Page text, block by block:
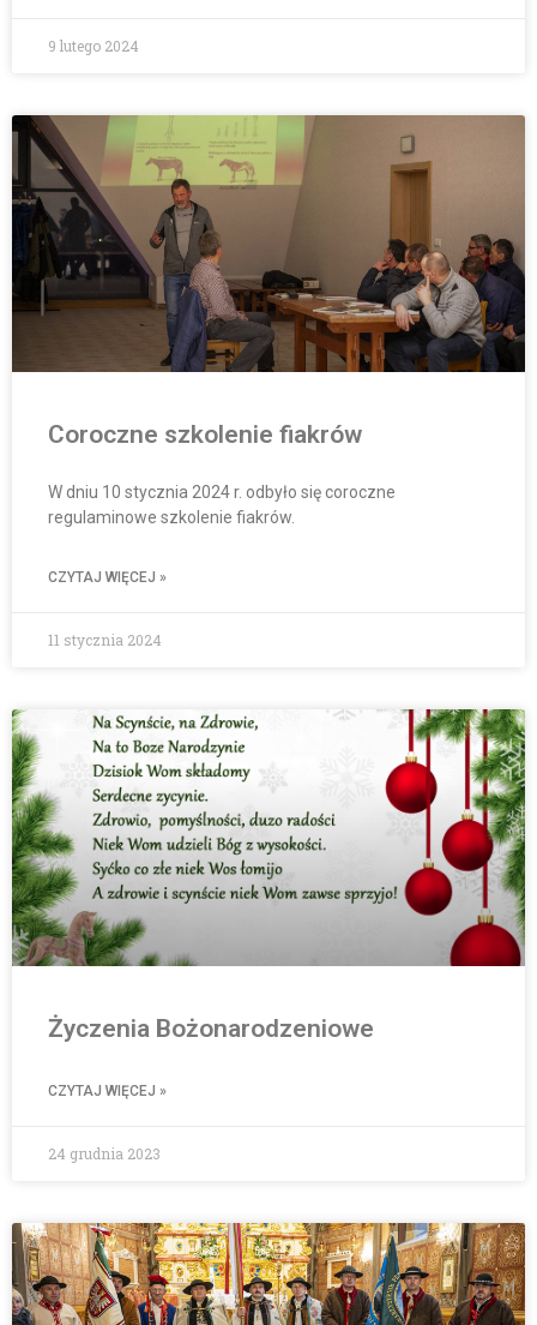
9 lutego 2024
Coroczne szkolenie fiakrów
W dniu 10 stycznia 2024 r. odbyło się coroczne
regulaminowe szkolenie fiakrów.
CZYTAJ WIĘCEJ »
11 stycznia 2024
Życzenia Bożonarodzeniowe
CZYTAJ WIĘCEJ »
24 grudnia 2023